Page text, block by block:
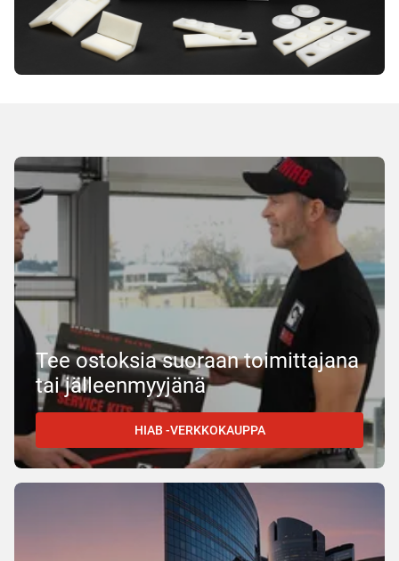
Tee ostoksia suoraan toimittajana
tai jälleenmyyjänä
HIAB -VERKKOKAUPPA